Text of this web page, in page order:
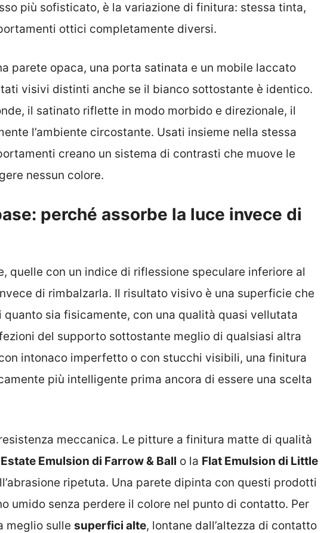
più sofisticato, è la variazione di finitura: stessa tinta,
ottici completamente diversi.
parete opaca, una porta satinata e un mobile laccato
visivi distinti anche se il bianco sottostante è identico.
il satinato riflette in modo morbido e direzionale, il
l’ambiente circostante. Usati insieme nella stessa
creano un sistema di contrasti che muove le
nessun colore.
perché assorbe la luce invece di
quelle con un indice di riflessione speculare inferiore al
di rimbalzarla. Il risultato visivo è una superficie che
sia fisicamente, con una qualità quasi vellutata
del supporto sottostante meglio di qualsiasi altra
intonaco imperfetto o con stucchi visibili, una finitura
più intelligente prima ancora di essere una scelta
meccanica. Le pitture a finitura matte di qualità
Estate Emulsion di Farrow & Ball o la Flat Emulsion di Little
ripetuta. Una parete dipinta con questi prodotti
umido senza perdere il colore nel punto di contatto. Per
meglio sulle superfici alte, lontane dall’altezza di contatto